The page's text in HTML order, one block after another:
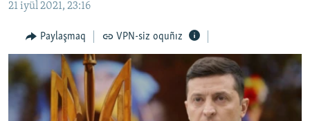
İNSAN AQLARI
VİDEO
SÜRET
BLOGLAR
FİKİR
21 iyül 2021, 23:16
Paylaşmaq VPN-siz oquñız